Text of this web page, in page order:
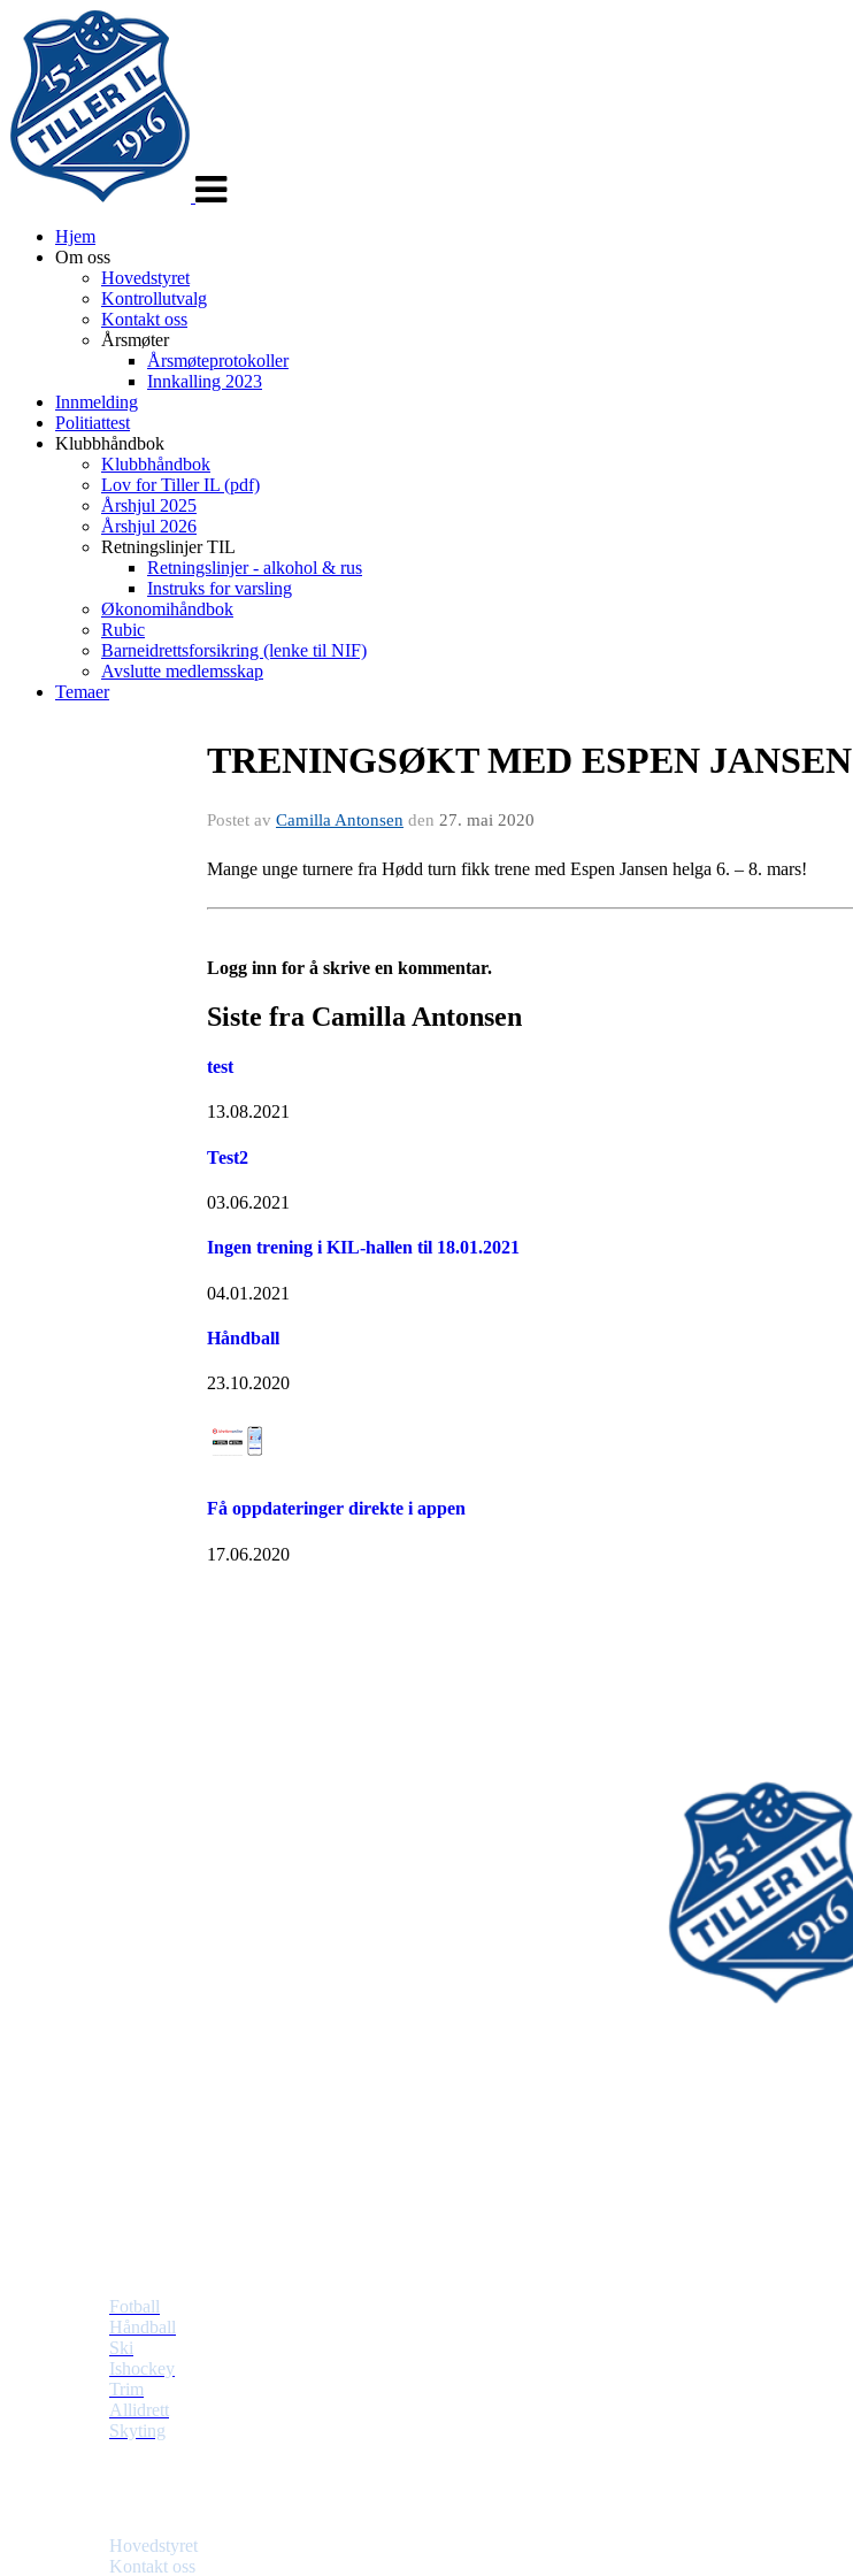
Hjem
Om oss
Hovedstyret
Kontrollutvalg
Kontakt oss
Årsmøter
Årsmøteprotokoller
Innkalling 2023
Innmelding
Politiattest
Klubbhåndbok
Klubbhåndbok
Lov for Tiller IL (pdf)
Årshjul 2025
Årshjul 2026
Retningslinjer TIL
Retningslinjer - alkohol & rus
Instruks for varsling
Økonomihåndbok
Rubic
Barneidrettsforsikring (lenke til NIF)
Avslutte medlemsskap
Temaer
TRENINGSØKT MED ESPEN JANSEN
Postet av Camilla Antonsen den 27. mai 2020
Mange unge turnere fra Hødd turn fikk trene med Espen Jansen helga 6. – 8. mars!
Logg inn for å skrive en kommentar.
Siste fra Camilla Antonsen
test
13.08.2021
Test2
03.06.2021
Ingen trening i KIL-hallen til 18.01.2021
04.01.2021
Håndball
23.10.2020
Få oppdateringer direkte i appen
17.06.2020
Fotball
Håndball
Ski
Ishockey
Trim
Allidrett
Skyting
Hovedstyret
Kontakt oss